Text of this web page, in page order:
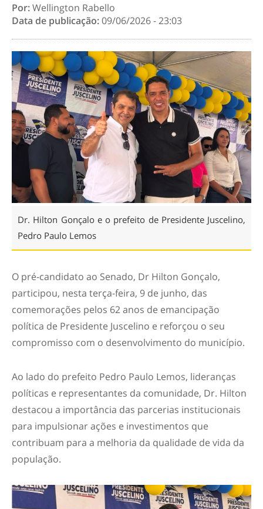
Por:Wellington Rabello
Data de publicação:09/06/2026 - 23:03
Dr. Hilton Gonçalo e o prefeito de Presidente Juscelino,
Pedro Paulo Lemos
O pré-candidato ao Senado, Dr Hilton Gonçalo,
participou, nesta terça-feira, 9 de junho, das
comemorações pelos 62 anos de emancipação
política de Presidente Juscelino e reforçou o seu
compromisso com o desenvolvimento do município.
Ao lado do prefeito Pedro Paulo Lemos, lideranças
políticas e representantes da comunidade, Dr. Hilton
destacou a importância das parcerias institucionais
para impulsionar ações e investimentos que
contribuam para a melhoria da qualidade de vida da
população.